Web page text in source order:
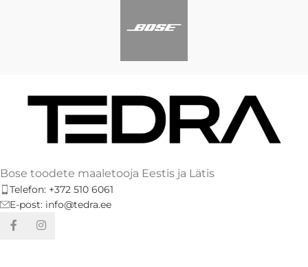
Bose toodete maaletooja Eestis ja Lätis
Telefon: +372 510 6061
E-post: info@tedra.ee